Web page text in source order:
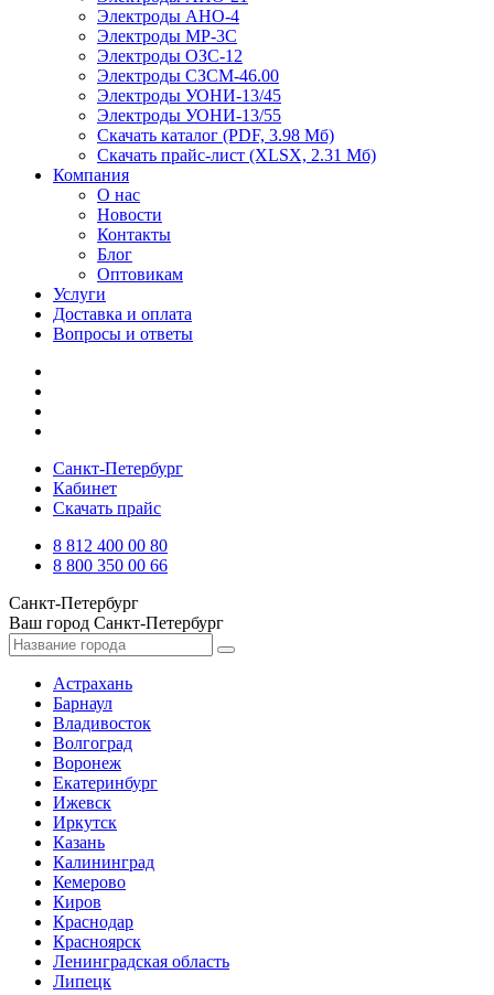
Электроды АНО-4
Электроды МР-3С
Электроды ОЗС-12
Электроды СЗСМ-46.00
Электроды УОНИ-13/45
Электроды УОНИ-13/55
Скачать каталог (PDF, 3.98 Мб)
Скачать прайс-лист (XLSX, 2.31 Мб)
Компания
О нас
Новости
Контакты
Блог
Оптовикам
Услуги
Доставка и оплата
Вопросы и ответы
Санкт-Петербург
Кабинет
Скачать прайс
8 812 400 00 80
8 800 350 00 66
Санкт-Петербург
Ваш город Санкт-Петербург
Астрахань
Барнаул
Владивосток
Волгоград
Воронеж
Екатеринбург
Ижевск
Иркутск
Казань
Калининград
Кемерово
Киров
Краснодар
Красноярск
Ленинградская область
Липецк